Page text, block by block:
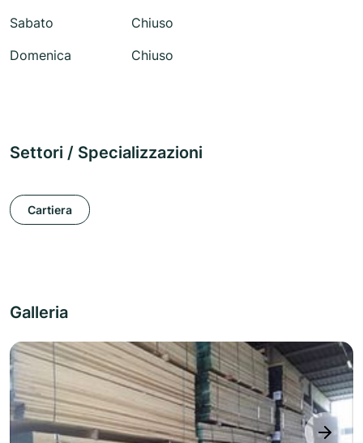
Sabato
Chiuso
Domenica
Chiuso
Settori / Specializzazioni
Cartiera
Galleria
next